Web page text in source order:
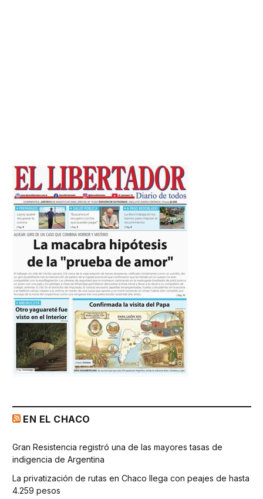
EN EL CHACO
Gran Resistencia registró una de las mayores tasas de
indigencia de Argentina
La privatización de rutas en Chaco llega con peajes de hasta
4.259 pesos